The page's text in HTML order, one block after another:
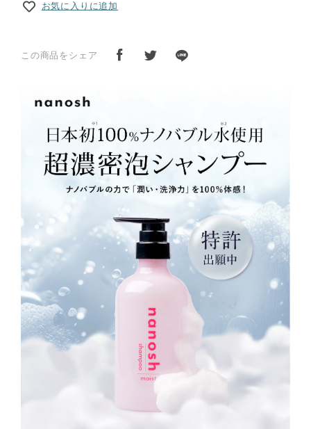
お気に入りに追加
この商品をシェア